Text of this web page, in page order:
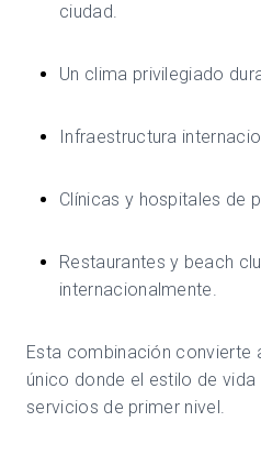
ciudad.
Un clima privilegiado
Infraestructura
Clínicas y hospitales de
Restaurantes y beach
internacionalmente.
Esta combinación convierte
único donde el estilo de
servicios de primer nivel.